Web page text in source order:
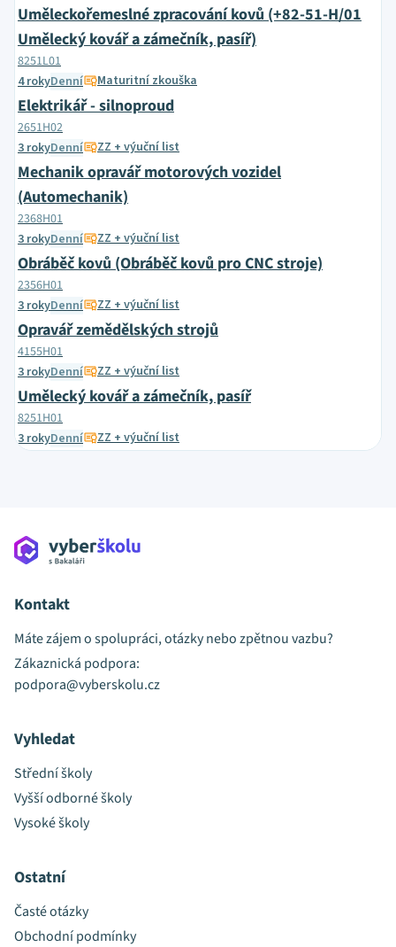
Uměleckořemeslné zpracování kovů (+82-51-H/01
Umělecký kovář a zámečník, pasíř)
8251L01
4 rokyDenní Maturitní zkouška
Elektrikář - silnoproud
2651H02
3 rokyDenní ZZ + výuční list
Mechanik opravář motorových vozidel
(Automechanik)
2368H01
3 rokyDenní ZZ + výuční list
Obráběč kovů (Obráběč kovů pro CNC stroje)
2356H01
3 rokyDenní ZZ + výuční list
Opravář zemědělských strojů
4155H01
3 rokyDenní ZZ + výuční list
Umělecký kovář a zámečník, pasíř
8251H01
3 rokyDenní ZZ + výuční list
Kontakt
Máte zájem o spolupráci, otázky nebo zpětnou vazbu?
Zákaznická podpora:
podpora@vyberskolu.cz
Vyhledat
Střední školy
Vyšší odborné školy
Vysoké školy
Ostatní
Časté otázky
Obchodní podmínky